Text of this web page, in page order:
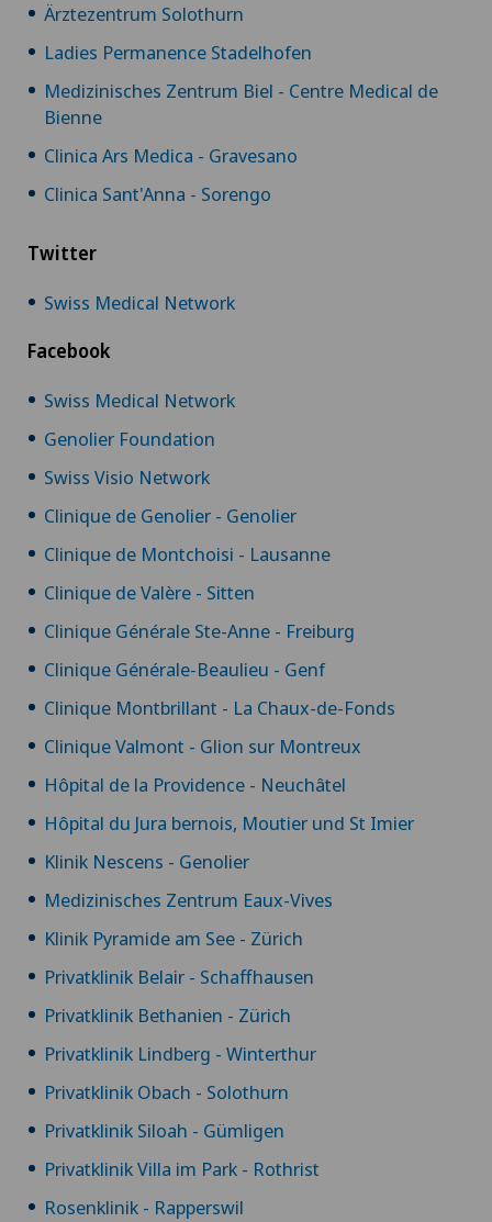
Ärztezentrum Solothurn
Ladies Permanence Stadelhofen
Medizinisches Zentrum Biel - Centre Medical de
Bienne
Clinica Ars Medica - Gravesano
Clinica Sant'Anna - Sorengo
Twitter
Swiss Medical Network
Facebook
Swiss Medical Network
Genolier Foundation
Swiss Visio Network
Clinique de Genolier - Genolier
Clinique de Montchoisi - Lausanne
Clinique de Valère - Sitten
Clinique Générale Ste-Anne - Freiburg
Clinique Générale-Beaulieu - Genf
Clinique Montbrillant - La Chaux-de-Fonds
Clinique Valmont - Glion sur Montreux
Hôpital de la Providence - Neuchâtel
Hôpital du Jura bernois, Moutier und St Imier
Klinik Nescens - Genolier
Medizinisches Zentrum Eaux-Vives
Klinik Pyramide am See - Zürich
Privatklinik Belair - Schaffhausen
Privatklinik Bethanien - Zürich
Privatklinik Lindberg - Winterthur
Privatklinik Obach - Solothurn
Privatklinik Siloah - Gümligen
Privatklinik Villa im Park - Rothrist
Rosenklinik - Rapperswil